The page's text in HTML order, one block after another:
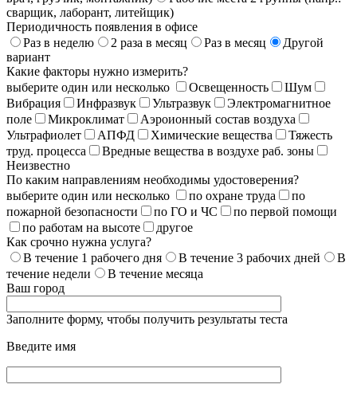
сварщик, лаборант, литейщик)
Периодичность появления в офисе
Раз в неделю
2 раза в месяц Раз в месяц
Другой
вариант
Какие факторы нужно измерить?
выберите один или несколько
Освещенность
Шум
Вибрация
Инфразвук Ультразвук
Электромагнитное
поле
Микроклимат
Аэроионный состав воздуха
Ультрафиолет
АПФД Химические вещества
Тяжесть
труд. процесса
Вредные вещества в воздухе раб. зоны
Неизвестно
По каким направлениям необходимы удостоверения?
выберите один или несколько
по охране труда
по
пожарной безопасности
по ГО и ЧС
по первой помощи
по работам на высоте
другое
Как срочно нужна услуга?
В течение 1 рабочего дня
В течение 3 рабочих дней
В
течение недели
В течение месяца
Ваш город
Заполните форму, чтобы получить результаты теста
Введите имя